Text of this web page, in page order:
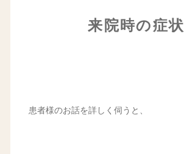
来院時の症状
患者様のお話を詳しく伺うと、